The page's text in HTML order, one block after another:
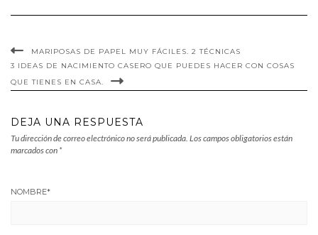
MARIPOSAS DE PAPEL MUY FÁCILES. 2 TÉCNICAS
3 IDEAS DE NACIMIENTO CASERO QUE PUEDES HACER CON COSAS
QUE TIENES EN CASA.
DEJA UNA RESPUESTA
Tu dirección de correo electrónico no será publicada. Los campos obligatorios están
marcados con *
NOMBRE*